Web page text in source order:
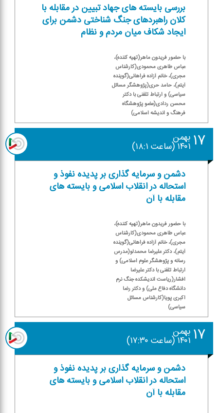
بررسی بایسته های جهاد تبیین در مقابله با
كلان راهبردهای جنگ شناختی دشمن برای
ایجاد شكاف میان مردم و نظام
با حضور فریدون ماهر(تهیه كننده)،
عباس طاهری محمودی(كارشناس
مجری)، خانم آزاده فراهانی(گوینده
آیتم)، حامد حری(پژوهشگر مسائل
سیاسی) و ارتباط تلفنی با دكتر
محسن ردادی(عضو پژوهشگاه
فرهنگ و اندیشه اسلامی)
۱۷ بهمن
۱۴۰۱ (ساعت ۱۸:۱)
دشمن و سرمایه گذاری بر پدیده نفوذ و
استحاله در انقلاب اسلامی و بایسته های
مقابله با آن
با حضور فریدون ماهر(تهیه كننده)،
عباس طاهری محمودی(كارشناس
مجری)، خانم آزاده فراهانی(گوینده
آیتم)، دكتر علیرضا محمدلو(مدرس
رسانه و پژوهشگر علوم اسلامی) و
ارتباط تلفنی با دكتر علیرضا
افشار(ریاست اندیشكده جنگ نرم
دانشگاه دفاع ملی) و دكتر رضا
اكبری پویا(كارشناس مسائل
سیاسی)
۱۷ بهمن
۱۴۰۱ (ساعت ۱۷:۳۰)
دشمن و سرمایه گذاری بر پدیده نفوذ و
استحاله در انقلاب اسلامی و بایسته های
مقابله با آن